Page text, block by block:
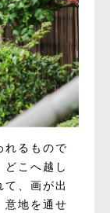
れるもので
こへ越し
、画が出
意地を通せ